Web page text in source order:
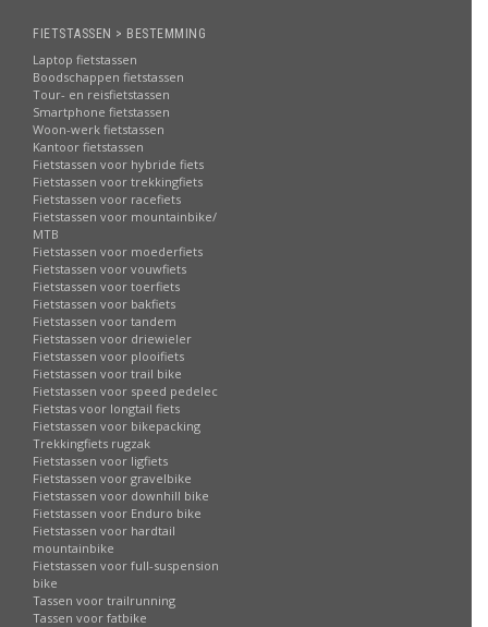
FIETSTASSEN > BESTEMMING
Laptop fietstassen
Boodschappen fietstassen
Tour- en reisfietstassen
Smartphone fietstassen
Woon-werk fietstassen
Kantoor fietstassen
Fietstassen voor hybride fiets
Fietstassen voor trekkingfiets
Fietstassen voor racefiets
Fietstassen voor mountainbike/
MTB
Fietstassen voor moederfiets
Fietstassen voor vouwfiets
Fietstassen voor toerfiets
Fietstassen voor bakfiets
Fietstassen voor tandem
Fietstassen voor driewieler
Fietstassen voor plooifiets
Fietstassen voor trail bike
Fietstassen voor speed pedelec
Fietstas voor longtail fiets
Fietstassen voor bikepacking
Trekkingfiets rugzak
Fietstassen voor ligfiets
Fietstassen voor gravelbike
Fietstassen voor downhill bike
Fietstassen voor Enduro bike
Fietstassen voor hardtail
mountainbike
Fietstassen voor full-suspension
bike
Tassen voor trailrunning
Tassen voor fatbike